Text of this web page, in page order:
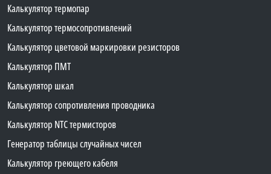
Калькулятор термопар
Калькулятор термосопротивлений
Калькулятор цветовой маркировки резисторов
Калькулятор ПМТ
Калькулятор шкал
Калькулятор сопротивления проводника
Калькулятор NTC термисторов
Генератор таблицы случайных чисел
Калькулятор греющего кабеля